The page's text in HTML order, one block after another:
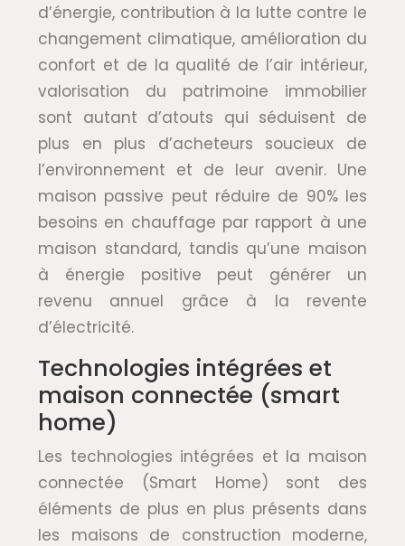
d’énergie, contribution à la lutte contre le
changement climatique, amélioration du
confort et de la qualité de l’air intérieur,
valorisation du patrimoine immobilier
sont autant d’atouts qui séduisent de
plus en plus d’acheteurs soucieux de
l’environnement et de leur avenir. Une
maison passive peut réduire de 90% les
besoins en chauffage par rapport à une
maison standard, tandis qu’une maison
à énergie positive peut générer un
revenu annuel grâce à la revente
d’électricité.
Technologies intégrées et
maison connectée (smart
home)
Les technologies intégrées et la maison
connectée (Smart Home) sont des
éléments de plus en plus présents dans
les maisons de construction moderne,